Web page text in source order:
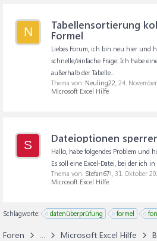
N
Tabellensortierung
Formel
Liebes Forum, ich bin neu hier und
schnelle/einfache Frage: Ich habe
außerhalb der Tabelle...
Thema von: Neuling22 24.
Microsoft Excel Hilfe
S Dateioptionen
Hallo, habe folgendes Problem und
Es soll eine Excel-Datei, bei der ich in
Thema von: Stefan67! 31. Oktober
Microsoft Excel Hilfe
Schlagworte: datenüberprüfung formel
Foren Microsoft Excel Hilfe